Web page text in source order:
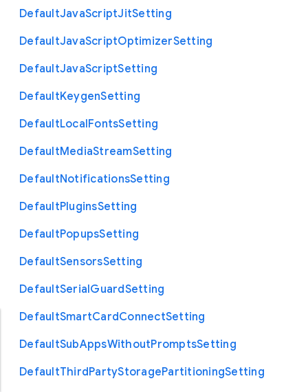
DefaultJavaScriptJitSetting
DefaultJavaScriptOptimizerSetting
DefaultJavaScriptSetting
DefaultKeygenSetting
DefaultLocalFontsSetting
DefaultMediaStreamSetting
DefaultNotificationsSetting
DefaultPluginsSetting
DefaultPopupsSetting
DefaultSensorsSetting
DefaultSerialGuardSetting
DefaultSmartCardConnectSetting
DefaultSubAppsWithoutPromptsSetting
DefaultThirdPartyStoragePartitioningSetting